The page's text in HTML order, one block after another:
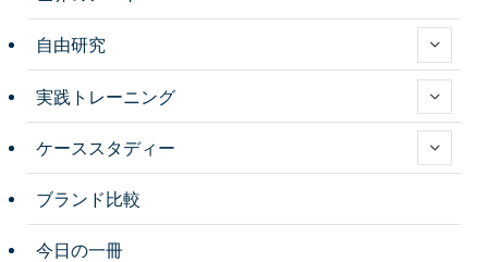
自由研究
実践トレーニング
ケーススタディー
ブランド比較
今日の一冊